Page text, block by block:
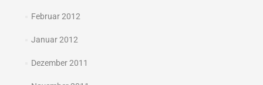
Februar 2012
Januar 2012
Dezember 2011